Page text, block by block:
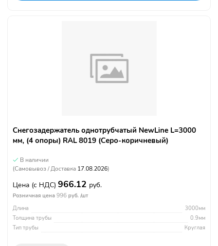
Снегозадержатель однотрубчатый NewLine L=3000
мм, (4 опоры) RAL 8019 (Серо-коричневый)
В наличии
(Самовывоз / Доставка 17.08.2026)
Цена (с НДС) 966.12 руб.
Розничная цена 996 руб. /шт
Длина
3000мм
Толщина трубы
0.9мм
Тип трубы
Круглая